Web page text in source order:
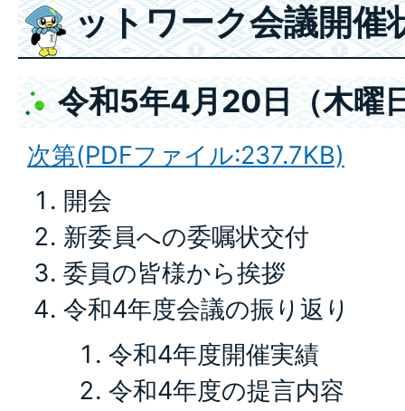
ットワーク会議開催
令和5年4月20日（木曜
次第(PDFファイル:237.7KB)
開会
新委員への委嘱状交付
委員の皆様から挨拶
令和4年度会議の振り返り
令和4年度開催実績
令和4年度の提言内容